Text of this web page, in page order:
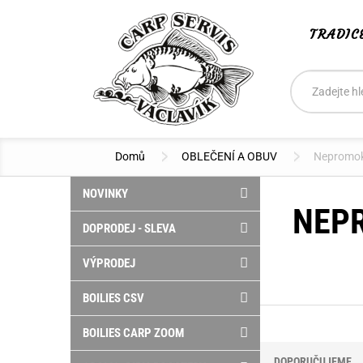
Vyhledávání
Hledat
Domů OBLEČENÍ A OBUV
NOVINKY
DOPRODEJ - SLEVA
VÝPRODEJ
BOILIES CSV
BOILIES CARP ZOOM